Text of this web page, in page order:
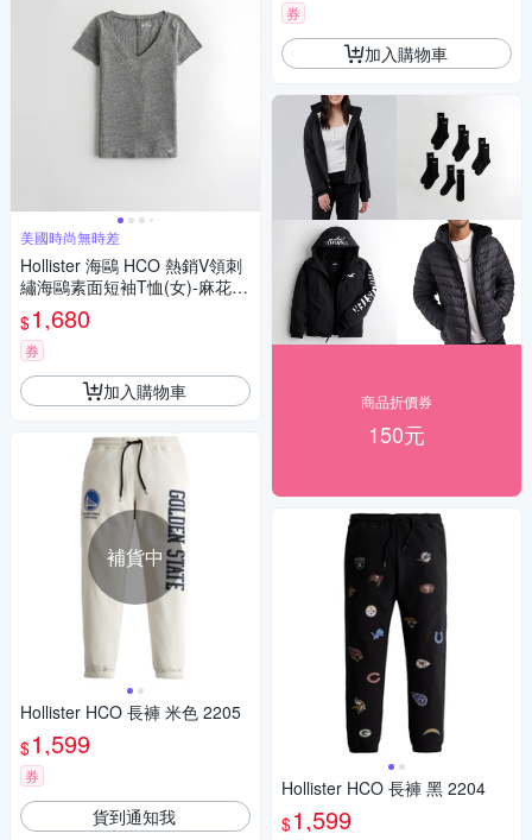
美國時尚無時差
Hollister 海鷗 HCO 熱銷V領刺
繡海鷗素面短袖T恤(女)-麻花灰
色
$1,680
券
加入購物車
補貨中
Hollister HCO 長褲 米色 2205
$1,599
券
貨到通知我
券
加入購物車
商品折價券
150元
Hollister HCO 長褲 黑 2204
$1,599